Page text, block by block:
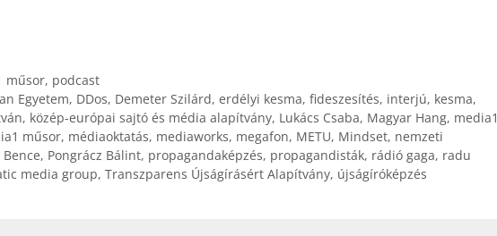
műsor, podcast
Egyetem, DDos, Demeter Szilárd, erdélyi kesma, fideszesítés, interjú, kesma,
, közép-európai sajtó és média alapítvány, Lukács Csaba, Magyar Hang, media1
műsor, médiaoktatás, mediaworks, megafon, METU, Mindset, nemzeti
Bence, Pongrácz Bálint, propagandaképzés, propagandisták, rádió gaga, radu
media group, Transzparens Újságírásért Alapítvány, újságíróképzés